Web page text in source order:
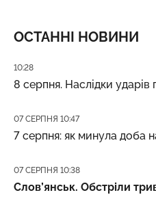
ОСТАННІ НОВИНИ
Дата публікації
10:28
8 серпня. Наслідки ударів
Дата публікації
07 СЕРПНЯ 10:47
7 серпня: як минула доба
Дата публікації
07 СЕРПНЯ 10:38
Слов’янськ. Обстріли